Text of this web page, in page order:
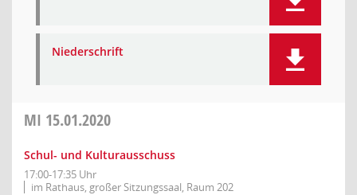
Niederschrift
MI 15.01.2020
Schul- und Kulturausschuss
17:00-17:35 Uhr
im Rathaus, großer Sitzungssaal, Raum 202